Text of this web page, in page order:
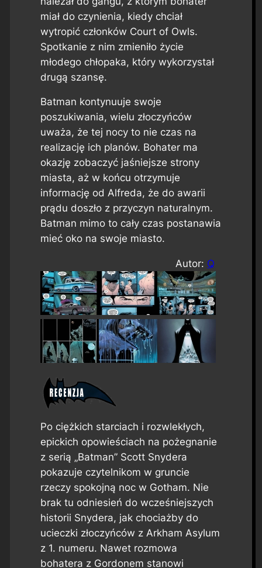
miał do czynienia, kiedy chciał
wytropić członków Court of Owls.
Spotkanie z nim zmieniło życie
młodego chłopaka, który wykorzystał
drugą szansę.
Batman kontynuuje swoje
poszukiwania, wielu złoczyńców
uważa, że tej nocy to nie czas na
realizację ich planów. Bohater ma
okazję zobaczyć jaśniejsze strony
miasta, aż w końcu otrzymuje
informację od Alfreda, że do awarii
prądu doszło z przyczyn naturalnym.
Batman mimo to cały czas postanawia
mieć oko na swoje miasto.
Autor: Q
Po ciężkich starciach i rozwlekłych,
epickich opowieściach na pożegnanie
z serią „Batman” Scott Snydera
pokazuje czytelnikom w gruncie
rzeczy spokojną noc w Gotham. Nie
brak tu odniesień do wcześniejszych
historii Snydera, jak chociażby do
ucieczki złoczyńców z Arkham Asylum
z 1. numeru. Nawet rozmowa
bohatera z Gordonem stanowi